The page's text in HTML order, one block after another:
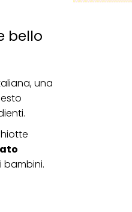
bello
una
bambini.